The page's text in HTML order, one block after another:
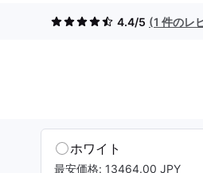
4.4/5 (1 件のレ
ホワイト
最安価格: 13464.00 JPY